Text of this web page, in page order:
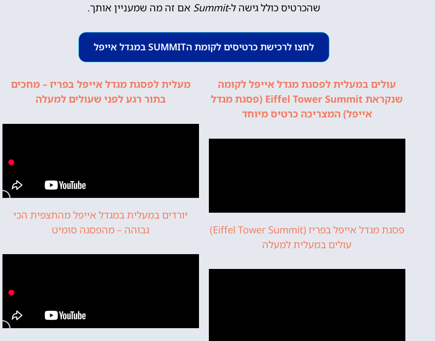
שהכרטיס כולל גישה ל-Summit אם זה מה שמעניין אותך.
לחצו לרכישת כרטיסים לקומת הSUMMIT במגדל אייפל
עולים במעלית לפסגת מגדל אייפל לקומה
שנקראת Eiffel Tower Summit (פסגת מגדל
אייפל) המצריכה כרטיס מיוחד
פסגת מגדל אייפל בפריז (Eiffel Tower Summit)
עולים במעלית למעלה
מעלית לפסגת מגדל אייפל בפריז – מחכים
בתור רגע לפני שעולים למעלה
יורדים במעלית במגדל אייפל מהתצפית הכי
גבוהה – מהפסגה סומיט
השכרת
רכב
השוואת מחירים
כרטיסים
לאייפל
מומלץ לקנות כרטיס